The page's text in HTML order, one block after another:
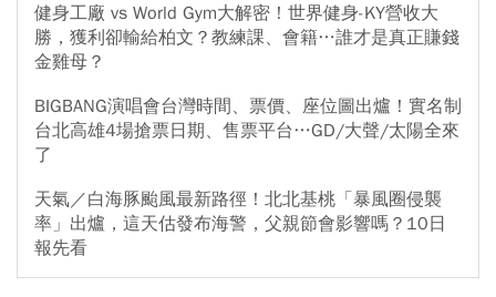
健身工廠 vs World Gym大解密！世界健身-KY營收大
勝，獲利卻輸給柏文？教練課、會籍…誰才是真正賺錢
金雞母？
BIGBANG演唱會台灣時間、票價、座位圖出爐！實名制
台北高雄4場搶票日期、售票平台…GD/大聲/太陽全來
了
天氣／白海豚颱風最新路徑！北北基桃「暴風圈侵襲
率」出爐，這天估發布海警，父親節會影響嗎？10日
報先看